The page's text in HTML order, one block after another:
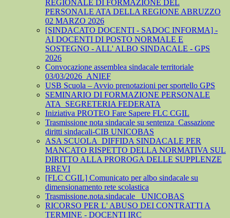
REGIONALE DI FORMAZIONE DEL
PERSONALE ATA DELLA REGIONE ABRUZZO
02 MARZO 2026
[SINDACATO DOCENTI - SADOC INFORMA] -
AI DOCENTI DI POSTO NORMALE E
SOSTEGNO - ALL' ALBO SINDACALE - GPS
2026
Convocazione assemblea sindacale territoriale
03/03/2026_ANIEF
USB Scuola – Avvio prenotazioni per sportello GPS
SEMINARIO DI FORMAZIONE PERSONALE
ATA_SEGRETERIA FEDERATA
Iniziativa PROTEO Fare Sapere FLC CGIL
Trasmissione nota sindacale su sentenza_Cassazione
diritti sindacali-CIB UNICOBAS
ASA SCUOLA_DIFFIDA SINDACALE PER
MANCATO RISPETTO DELLA NORMATIVA SUL
DIRITTO ALLA PROROGA DELLE SUPPLENZE
BREVI
[FLC CGIL] Comunicato per albo sindacale su
dimensionamento rete scolastica
Trasmissione.nota.sindacale _UNICOBAS
RICORSO PER L' ABUSO DEI CONTRATTI A
TERMINE - DOCENTI IRC